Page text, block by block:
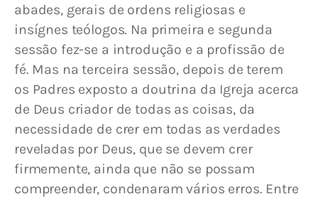
abades, gerais de ordens religiosas e
insígnes teólogos. Na primeira e segunda
sessão fez-se a introdução e a profissão de
fé. Mas na terceira sessão, depois de terem
os Padres exposto a doutrina da Igreja acerca
de Deus criador de todas as coisas, da
necessidade de crer em todas as verdades
reveladas por Deus, que se devem crer
firmemente, ainda que não se possam
compreender, condenaram vários erros. Entre